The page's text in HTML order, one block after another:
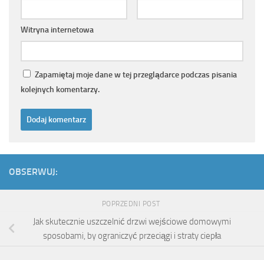
Witryna internetowa
Zapamiętaj moje dane w tej przeglądarce podczas pisania
kolejnych komentarzy.
OBSERWUJ:
POPRZEDNI POST
Jak skutecznie uszczelnić drzwi wejściowe domowymi
sposobami, by ograniczyć przeciągi i straty ciepła